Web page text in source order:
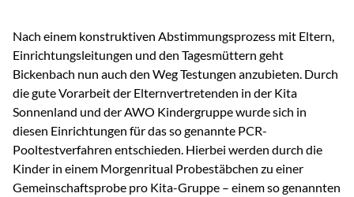
Nach einem konstruktiven Abstimmungsprozess mit Eltern,
Einrichtungsleitungen und den Tagesmüttern geht
Bickenbach nun auch den Weg Testungen anzubieten. Durch
die gute Vorarbeit der Elternvertretenden in der Kita
Sonnenland und der AWO Kindergruppe wurde sich in
diesen Einrichtungen für das so genannte PCR-
Pooltestverfahren entschieden. Hierbei werden durch die
Kinder in einem Morgenritual Probestäbchen zu einer
Gemeinschaftsprobe pro Kita-Gruppe – einem so genannten